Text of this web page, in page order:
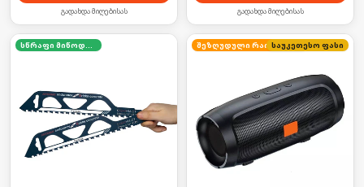
გადახდა მიღებისას გადახდა მიღებისას
სწრაფი მიწოდება შეზღუდული რაოდენობა
საუკეთესო ფასი